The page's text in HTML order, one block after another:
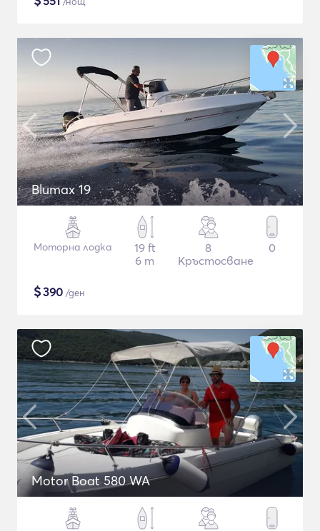
Blumax 19
Моторна лодка
19 ft
6 m
8
Кръстосване
0
$390 /ден
Motor Boat 580 WA